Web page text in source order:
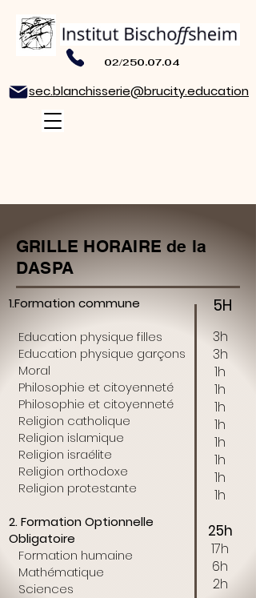
02/250.07.04
sec.blanchisserie@brucity.education
GRILLE HORAIRE de la
DASPA
1.Formation commune
Education physique filles
Education physique garçons
Moral
Philosophie et citoyenneté
Philosophie et citoyenneté
Religion catholique
Religion islamique
Religion israélite
Religion orthodoxe
Religion protestante
2. Formation Optionnelle
Obligatoire
Formation humaine
Mathématique
Sciences
5H
3h
3h
1h
1h
1h
1h
1h
1h
1h
1h
25h
17h
6h
2h